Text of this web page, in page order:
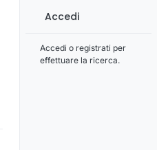
Accedi
Accedi o registrati per
effettuare la ricerca.